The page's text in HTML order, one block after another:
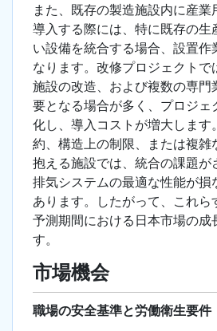
また、既存の製造施設内に産業
導入する際には、特に既存の生
い設備を統合する場合、設置作
なります。改修プロジェクトで
施設の改造、および複数の専門
要となる場合が多く、プロジェ
化し、導入コストが増大します
約、構造上の制限、または複雑
抱える施設では、統合の課題が
排気システムの最適な性能が損
あります。したがって、これら
予測期間における日本市場の成
す。
市場機会
職場の安全基準と労働衛生要件